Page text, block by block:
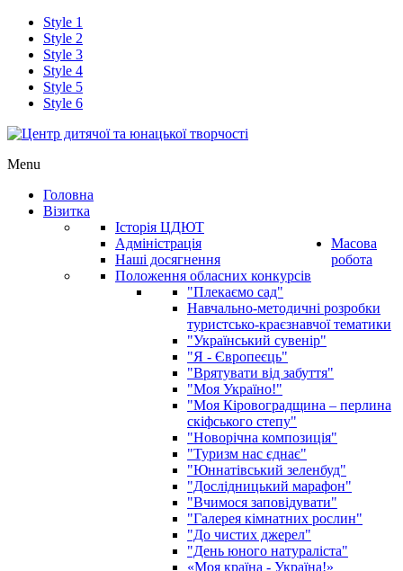
Style 1
Style 2
Style 3
Style 4
Style 5
Style 6
Menu
Головна
Візитка
Історія ЦДЮТ
Адміністрація
Наші досягнення
Масова
робота
Положення обласних конкурсів
"Плекаємо сад"
Навчально-методичні розробки
туристсько-краєзнавчої тематики
"Український сувенір"
"Я - Європеєць"
"Врятувати від забуття"
"Моя Україно!"
"Моя Кіровоградщина – перлина
скіфського степу"
"Новорічна композиція"
"Туризм нас єднає"
"Юннатівський зеленбуд"
"Дослідницький марафон"
"Вчимося заповідувати"
"Галерея кімнатних рослин"
"До чистих джерел"
"День юного натураліста"
«Моя країна - Україна!»